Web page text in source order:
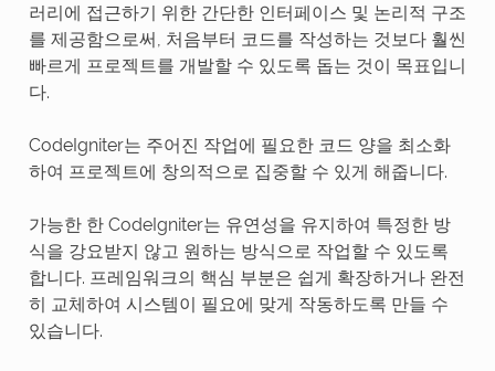
러리에 접근하기 위한 간단한 인터페이스 및 논리적 구조
를 제공함으로써, 처음부터 코드를 작성하는 것보다 훨씬
빠르게 프로젝트를 개발할 수 있도록 돕는 것이 목표입니
다.
CodeIgniter는 주어진 작업에 필요한 코드 양을 최소화
하여 프로젝트에 창의적으로 집중할 수 있게 해줍니다.
가능한 한 CodeIgniter는 유연성을 유지하여 특정한 방
식을 강요받지 않고 원하는 방식으로 작업할 수 있도록
합니다. 프레임워크의 핵심 부분은 쉽게 확장하거나 완전
히 교체하여 시스템이 필요에 맞게 작동하도록 만들 수
있습니다.